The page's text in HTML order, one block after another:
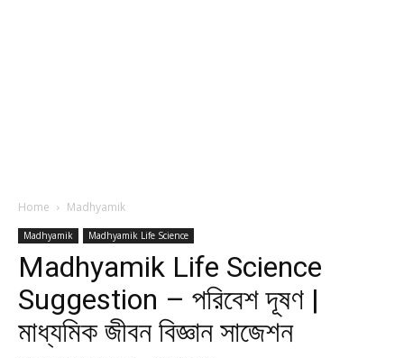
Home Madhyamik
Madhyamik Madhyamik Life Science
Madhyamik Life Science
Suggestion – পরিবেশ দূষণ |
মাধ্যমিক জীবন বিজ্ঞান সাজেশন